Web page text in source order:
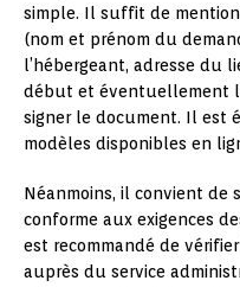
simple. Il suffit de
(nom et prénom du
l’hébergeant, adresse du
début et éventuellement
signer le document. Il est
modèles disponibles en
Néanmoins, il convient de
conforme aux exigences
est recommandé de
auprès du service